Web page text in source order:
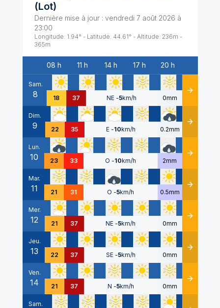
(Lot)
Dernière mise à jour : vendredi 7 août 2026 à
23:00
Longitude: 1.94° - Latitude: 44.61° - Altitude: 236m -
365m
Date
08 h 11 h 14 h 17 h 20 h
Sam.
8 18 37 NE -5km/h 0mm Détails
Dim.
9 22 35 E -10km/h 0.2mm Détails
Lun.
10 23 33 O -10km/h 2mm Détails
Mar.
11 21 31 O -5km/h 0.5mm Détails
Mer.
12 21 37 NE -5km/h 0mm Détails
Jeu.
13 22 37 SE -5km/h 0mm Détails
Ven.
14 21 37 N -5km/h 0mm Détails
Sam.